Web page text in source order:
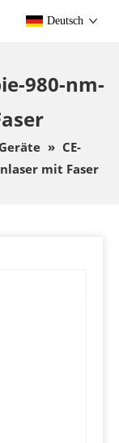
Deutsch
980-nm-
Geräte » CE-
mit Faser